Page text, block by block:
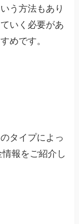
う方法もあり
いく必要があ
めです。
タイプによっ
報をご紹介し